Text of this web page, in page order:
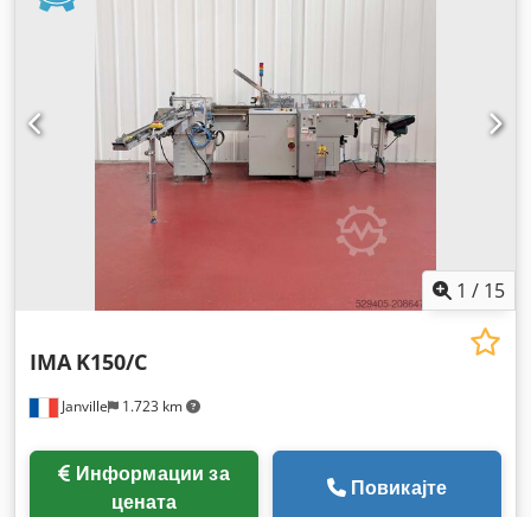
1 / 15
Janville 1.723 km
IMA K150/C
цената
Повикајте